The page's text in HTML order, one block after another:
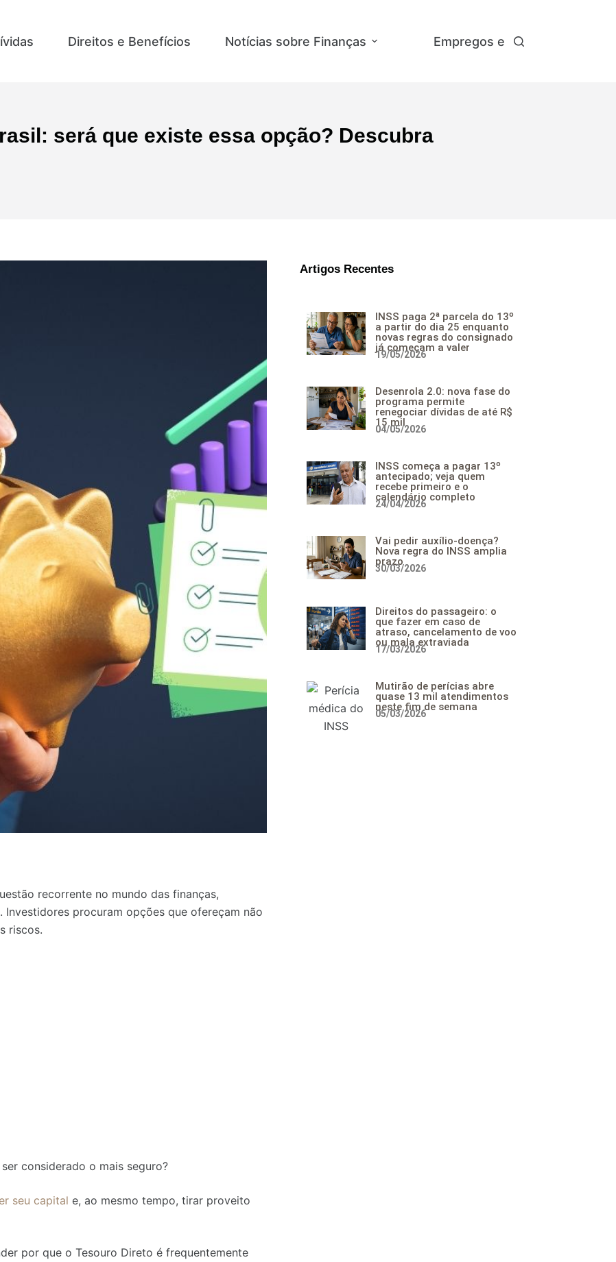
Direitos e Benefícios Notícias sobre Finanças Empregos e Concursos
será que existe essa opção? Descubra
recorrente no mundo das finanças,
procuram opções que ofereçam não
riscos.
considerado o mais seguro?
seu capital e, ao mesmo tempo, tirar proveito
por que o Tesouro Direto é frequentemente
Artigos Recentes
INSS paga 2ª parcela do 13º
a partir do dia 25 enquanto
novas regras do consignado
já começam a valer
19/05/2026
Desenrola 2.0: nova fase do
programa permite
renegociar dívidas de até R$
15 mil
04/05/2026
INSS começa a pagar 13º
antecipado; veja quem
recebe primeiro e o
calendário completo
24/04/2026
Vai pedir auxílio-doença?
Nova regra do INSS amplia
prazo
30/03/2026
Direitos do passageiro: o
que fazer em caso de
atraso, cancelamento de voo
ou mala extraviada
17/03/2026
Mutirão de perícias abre
quase 13 mil atendimentos
neste fim de semana
05/03/2026